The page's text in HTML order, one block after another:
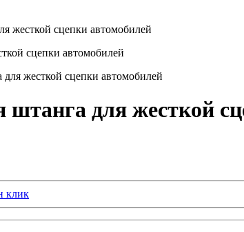
жесткой сцепки автомобилей
сцепки автомобилей
штанга для жесткой
клик